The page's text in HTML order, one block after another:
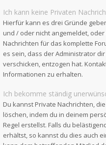
Ich kann keine Privaten
Hierfür kann es drei Gründe
und / oder nicht angemeldet,
Nachrichten für das komplette
es sein, dass der Administrator
verschicken, entzogen hat.
Informationen zu erhalten.
Ich bekomme ständig
Du kannst Private Nachrichten,
löschen, indem du in deinem
Regel erstellst. Falls du
erhältst, so kannst du dies auch